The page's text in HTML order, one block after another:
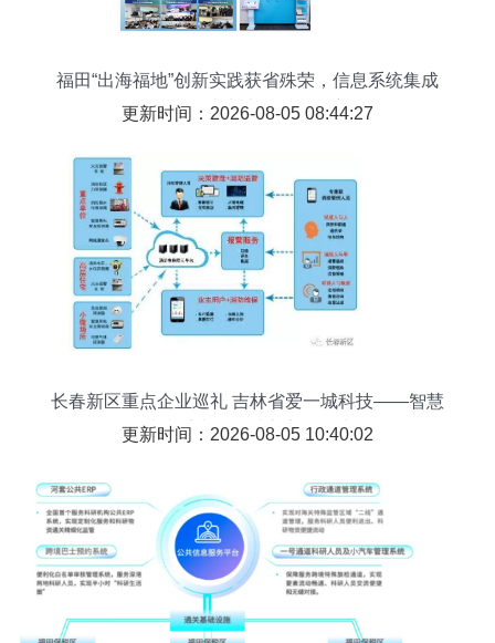
福田“出海福地”创新实践获省殊荣，信息系统集成
服务一站式助企扬帆远航
更新时间：2026-08-05 08:44:27
长春新区重点企业巡礼 吉林省爱一城科技——智慧
消防系统筑起城市安全屏障
更新时间：2026-08-05 10:40:02